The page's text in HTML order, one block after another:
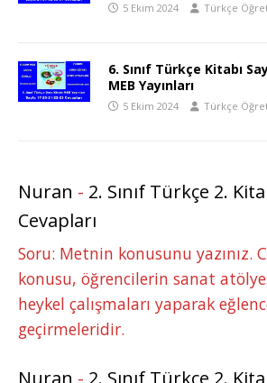
5 Ekim 2024 Türkçe
6. Sınıf Türkçe Kitabı
MEB Yayınları
5 Ekim 2024 Türkçe
Nuran - 2. Sınıf Türkçe 2.
Cevapları
Soru: Metnin konusunu yazınız.
konusu, öğrencilerin sanat
heykel çalışmaları yaparak
geçirmeleridir.
Nuran - 2. Sınıf Türkçe 2.